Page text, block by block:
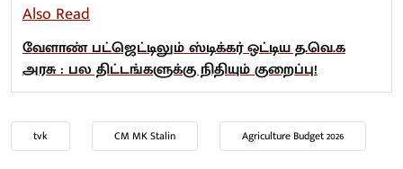
Also Read
வேளாண் பட்ஜெட்டிலும் ஸ்டிக்கர் ஒட்டிய த.வெ.க
அரசு : பல திட்டங்களுக்கு நிதியும் குறைப்பு!
tvk CM MK Stalin Agriculture Budget 2026